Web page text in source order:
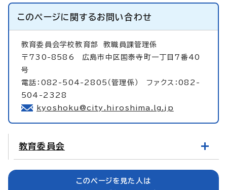
このページに関するお問い合わせ
教育委員会学校教育部教職員課管理係
〒730-8586 広島市中区国泰寺町一丁目7番40
号
電話：082-504-2805（管理係） ファクス：082-
504-2328
kyoshoku@city.hiroshima.lg.jp
教育委員会
このページを見た人は